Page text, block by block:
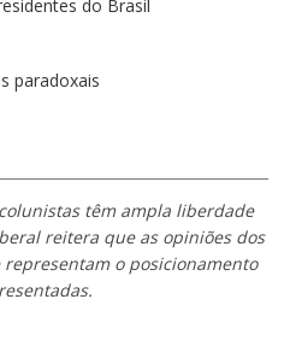
do Brasil
paradoxais
têm ampla liberdade
reitera que as opiniões dos
o posicionamento